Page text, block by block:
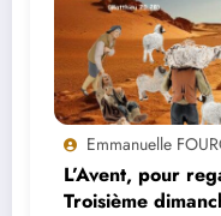
Emmanuelle
L’Avent, pour
Troisième